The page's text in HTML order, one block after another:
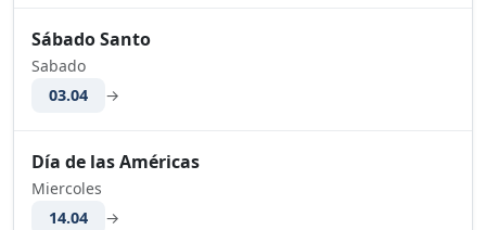
Sábado Santo
Sabado
03.04
→
Día de las Américas
Miercoles
14.04
→